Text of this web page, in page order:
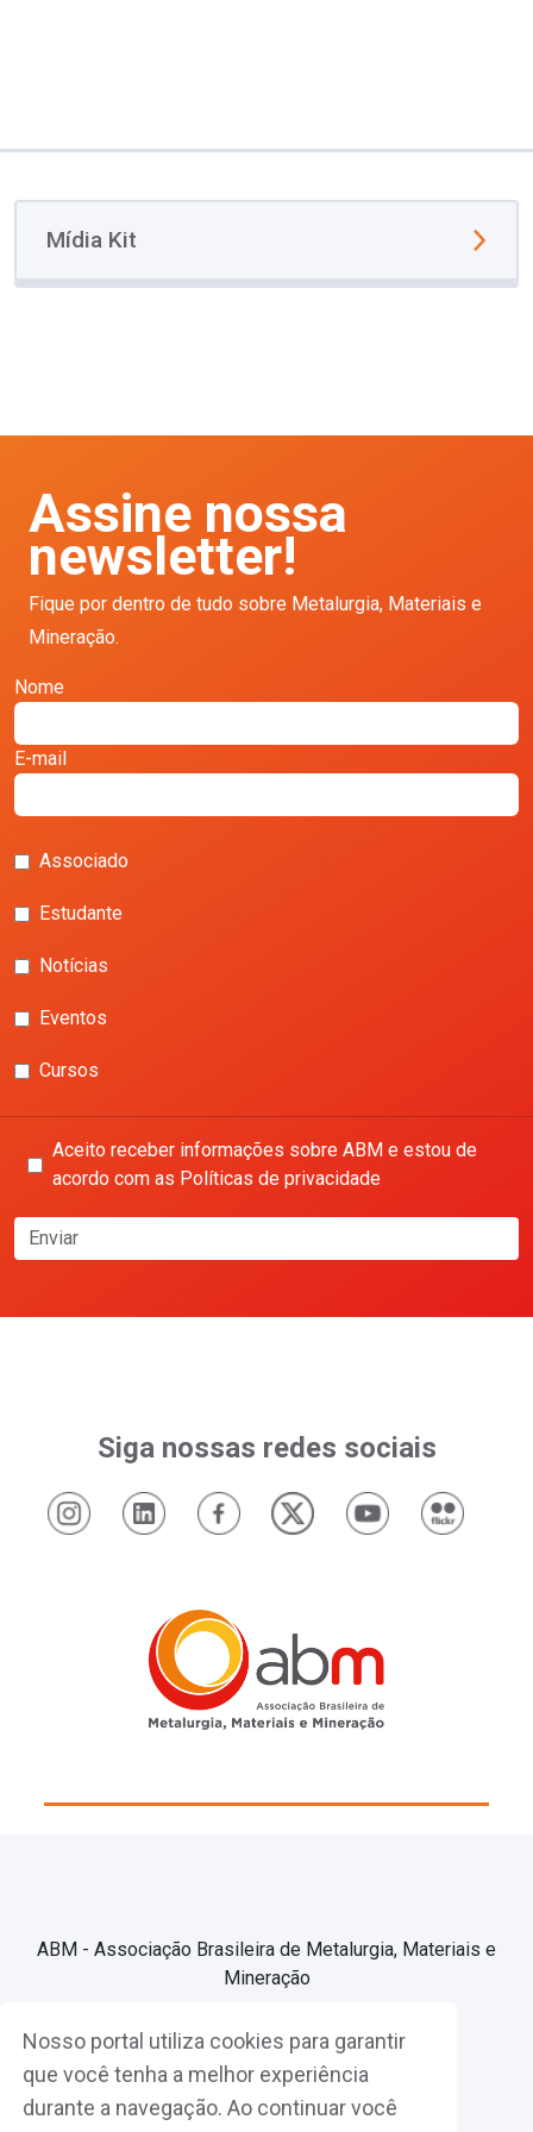
Nosso portal utiliza cookies para garantir
que você tenha a melhor experiência
durante a navegação. Ao continuar você
Mídia Kit
Assine nossa
newsletter!
Fique por dentro de tudo sobre Metalurgia, Materiais e
Mineração.
Nome
E-mail
Associado
Estudante
Notícias
Eventos
Cursos
Aceito receber informações sobre ABM e estou de
acordo com as Políticas de privacidade
Enviar
Siga nossas redes sociais
ABM - Associação Brasileira de Metalurgia, Materiais e
Mineração
Associe-se